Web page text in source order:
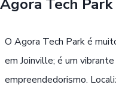
Agora Tech Park
O Agora Tech Park é
em Joinville; é um
empreendedorismo.